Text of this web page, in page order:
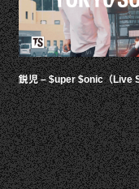
鋭児 – $uper $onic（Live